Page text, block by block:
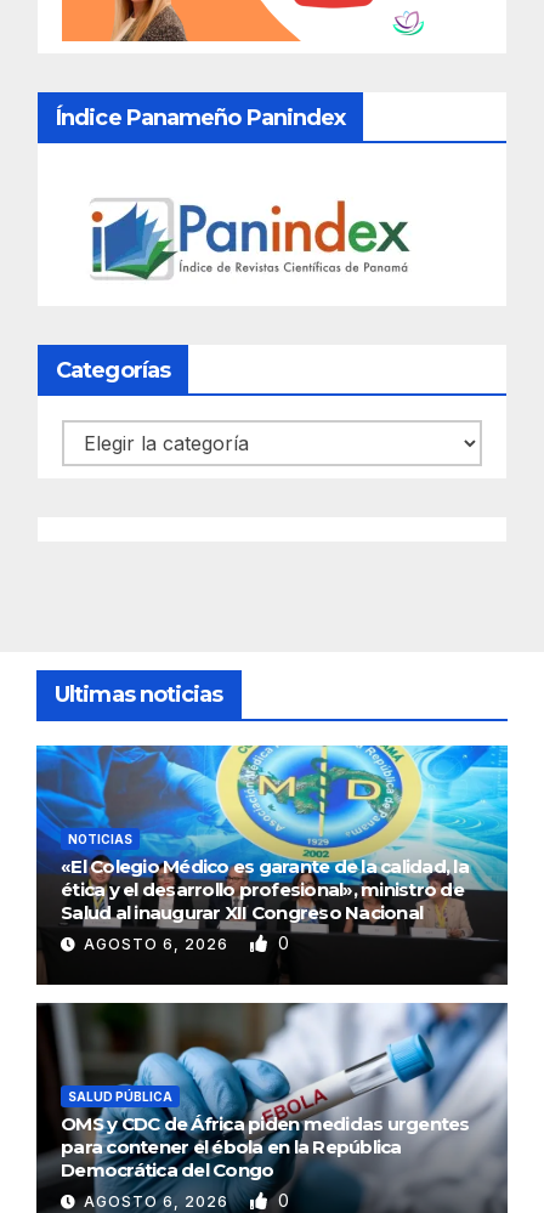
Índice Panameño Panindex
Categorías
Categorías
Ultimas noticias
NOTICIAS
«El Colegio Médico es garante de la calidad, la
ética y el desarrollo profesional», ministro de
Salud al inaugurar XII Congreso Nacional
AGOSTO 6, 2026 0
SALUD PÚBLICA
OMS y CDC de África piden medidas urgentes
para contener el ébola en la República
Democrática del Congo
AGOSTO 6, 2026 0